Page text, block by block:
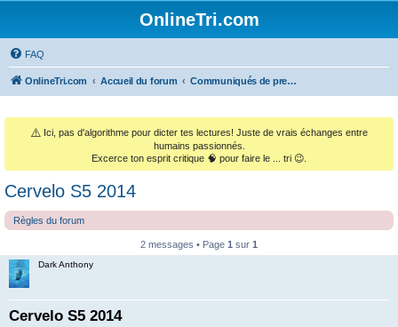
OnlineTri.com
FAQ
OnlineTri.com Accueil du forum Communiqués de presse & Annonces commerciales
⚠️ Ici, pas d'algorithme pour dicter tes lectures! Juste de vrais échanges entre
humains passionnés.
Excerce ton esprit critique 🧠 pour faire le ... tri 😉.
Cervelo S5 2014
Règles du forum
2 messages • Page 1 sur 1
Dark Anthony
Cervelo S5 2014